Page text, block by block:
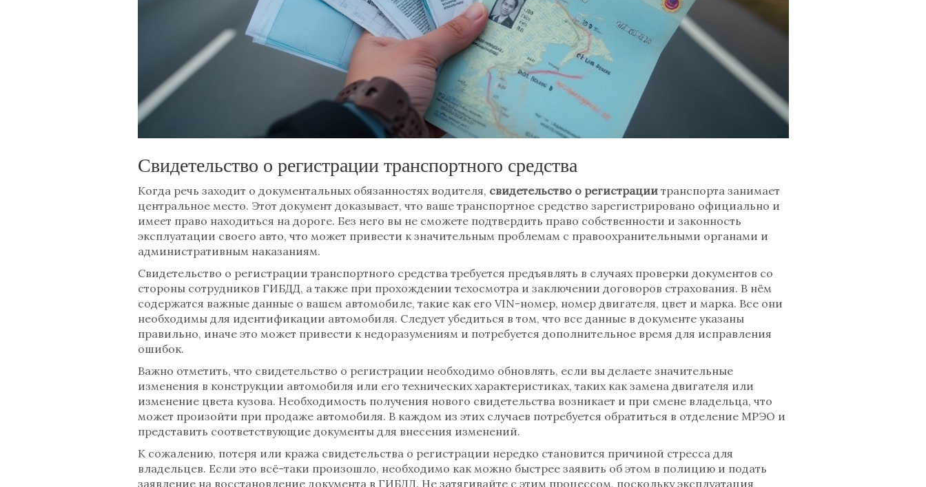
Свидетельство о регистрации транспортного средства
Когда речь заходит о документальных обязанностях водителя, свидетельство о регистрациитранспорта занимает
центральное место. Этот документ доказывает, что ваше транспортное средство зарегистрировано официально и
имеет право находиться на дороге. Без него вы не сможете подтвердить право собственности и законность
эксплуатации своего авто, что может привести к значительным проблемам с правоохранительными органами и
административным наказаниям.
Свидетельство о регистрации транспортного средства требуется предъявлять в случаях проверки документов со
стороны сотрудников ГИБДД, а также при прохождении техосмотра и заключении договоров страхования. В нём
содержатся важные данные о вашем автомобиле, такие как его VIN-номер, номер двигателя, цвет и марка. Все они
необходимы для идентификации автомобиля. Следует убедиться в том, что все данные в документе указаны
правильно, иначе это может привести к недоразумениям и потребуется дополнительное время для исправления
ошибок.
Важно отметить, что свидетельство о регистрации необходимо обновлять, если вы делаете значительные
изменения в конструкции автомобиля или его технических характеристиках, таких как замена двигателя или
изменение цвета кузова. Необходимость получения нового свидетельства возникает и при смене владельца, что
может произойти при продаже автомобиля. В каждом из этих случаев потребуется обратиться в отделение МРЭО и
представить соответствующие документы для внесения изменений.
К сожалению, потеря или кража свидетельства о регистрации нередко становится причиной стресса для
владельцев. Если это всё-таки произошло, необходимо как можно быстрее заявить об этом в полицию и подать
заявление на восстановление документа в ГИБДД. Не затягивайте с этим процессом, поскольку эксплуатация